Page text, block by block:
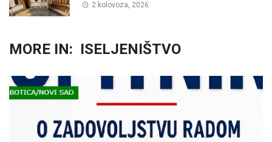
2 kolovoza, 2026
MORE IN: ISELJENIŠTVO